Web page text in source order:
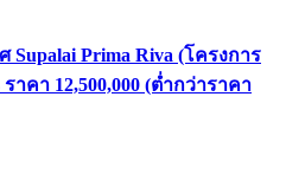
Prima Riva (โครงการ
คา 12,500,000 (ต่ำกว่าราคา